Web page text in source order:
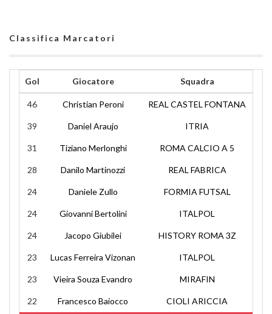
Classifica Marcatori
Gol Giocatore Squadra
46 Christian Peroni REAL CASTEL FONTANA
39 Daniel Araujo ITRIA
31 Tiziano Merlonghi ROMA CALCIO A 5
28 Danilo Martinozzi REAL FABRICA
24 Daniele Zullo FORMIA FUTSAL
24 Giovanni Bertolini ITALPOL
24 Jacopo Giubilei HISTORY ROMA 3Z
23 Lucas Ferreira Vizonan ITALPOL
23 Vieira Souza Evandro MIRAFIN
22 Francesco Baiocco CIOLI ARICCIA